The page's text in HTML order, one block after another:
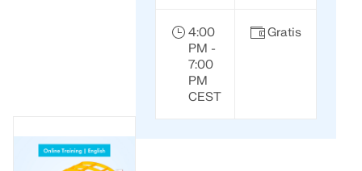
4:00
PM -
7:00
PM
CEST
Gratis